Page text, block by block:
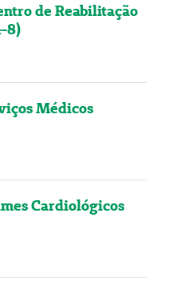
de Reabilitação
8)
Médicos
Cardiológicos